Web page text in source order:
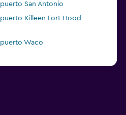
San Antonio
Killeen Fort Hood
Waco